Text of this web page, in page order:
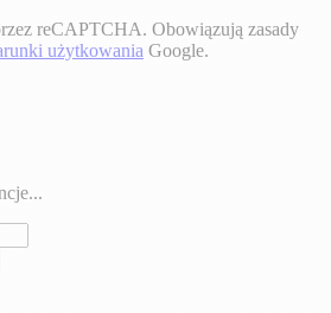
reCAPTCHA. Obowiązują zasady
użytkowania Google.